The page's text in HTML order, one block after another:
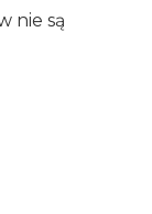
nie są